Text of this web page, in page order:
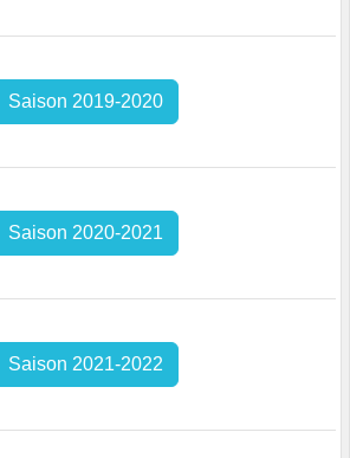
Saison 2019-2020
Saison 2020-2021
Saison 2021-2022